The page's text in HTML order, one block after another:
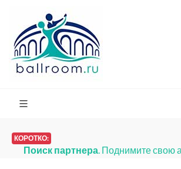
КОРОТКО:
Поиск партнера. Поднимите свою